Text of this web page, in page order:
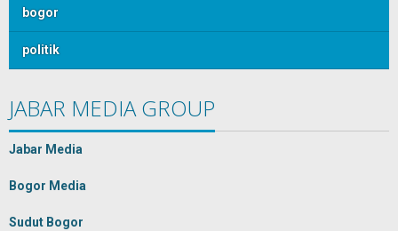
bogor
politik
JABAR MEDIA GROUP
Jabar Media
Bogor Media
Sudut Bogor